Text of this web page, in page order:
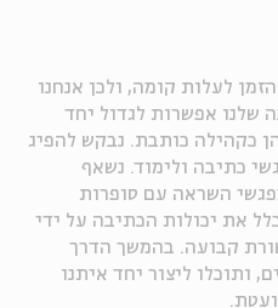
לעלות קומה, ולכן אנחנו
שלנו אפשרות לגדול יחד
כקהילה כותבת. נבקש להפיג
כתיבה ולימוד. נשאף
השראה עם סופרות
את יכולות הכתיבה על ידי
קבועה. בהמשך הדרך
ותוכלו ליצור יחד איתנו